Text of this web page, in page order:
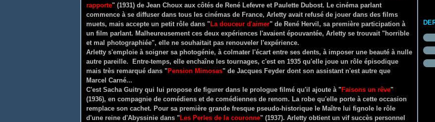
rapporte" (1931) de Jean Choux aux côtés de René Lefevre et Paulette Dubost. Le cinéma parlant
commence à se diffuser dans tous les cinémas de France, Arletty avait refusé de jouer dans des films
muets, mais accepte un petit rôle dans "La douceur d'aimer" de René Hervil, sa première participation à
un film parlant. Malheureusement ces deux expériences l'avaient épouvantée, Arletty se trouvait "horrible
et mal photographiée", elle ne souhaitait pas renouveler l'expérience.
Arletty s'emploie à soigner sa photogénie, à colmater l'écart entre ses dents, à imposer une beauté à nulle
autre pareille. Entre-temps, elle enchaîne les tournages, c'est en 1935 qu'elle joue un rôle épisodique
mais très remarqué dans "Pension Mimosas" de Jacques Feyder dont son assistant n'est autre que
Marcel Carné...
C'est Sacha Guitry qui lui propose de figurer dans le prologue filmé qu'il ajoute à "Faisons un rêve"
(1936), en compagnie de comédiens et de comédiennes de renom. La robe qu'elle porte à cette occasion
remplace son cachet. Pour sa première grande fresque pseudo-historique le Maître lui fignole le rôle
d'une reine d'Abyssinie dans "Les Perles de la couronne" (1937). Arletty obtient un vif succès personnel